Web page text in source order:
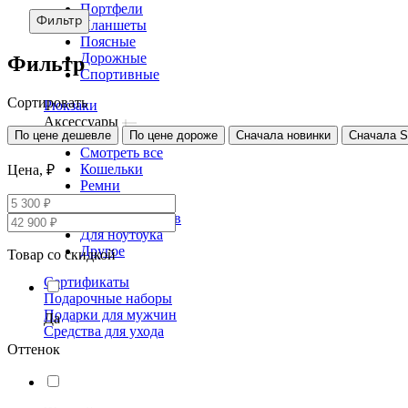
Портфели
Планшеты
Поясные
Дорожные
Спортивные
Рюкзаки
Аксессуары
Смотреть все
Кошельки
Ремни
Для документов
Для ноутбука
Другое
Сертификаты
Подарочные наборы
Подарки для мужчин
Средства для ухода
Фильтр
Фильтр
Сортировать
По цене дешевле По цене дороже Сначала новинки Сначала
Цена, ₽
Товар со скидкой
Да
Оттенок